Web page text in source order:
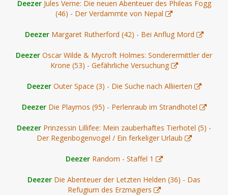
Deezer Jules Verne: Die neuen Abenteuer des Phileas Fogg
(46) - Der Verdammte von Nepal
Deezer Margaret Rutherford (42) - Bei Anflug Mord
Deezer Oscar Wilde & Mycroft Holmes: Sonderermittler der
Krone (53) - Gefährliche Versuchung
Deezer Outer Space (3) - Die Suche nach Alliierten
Deezer Die Playmos (95) - Perlenraub im Strandhotel
Deezer Prinzessin Lillifee: Mein zauberhaftes Tierhotel (5) -
Der Regenbogenvogel / Ein ferkeliger Urlaub
Deezer Random - Staffel 1
Deezer Die Abenteuer der Letzten Helden (36) - Das
Refugium des Erzmagiers